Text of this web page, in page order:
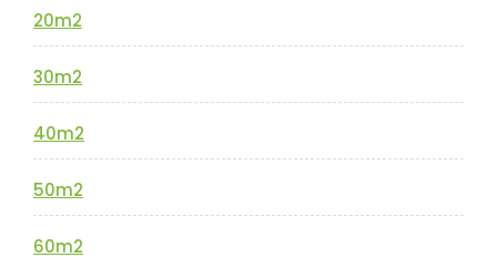
20m2
30m2
40m2
50m2
60m2